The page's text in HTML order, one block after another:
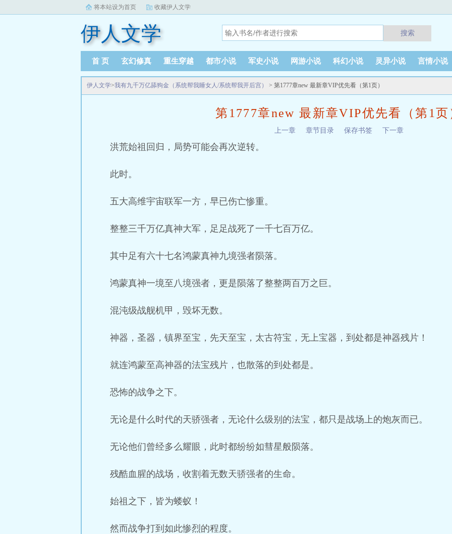
将本站设为首页 收藏伊人文学
伊人文学 搜索
首 页 玄幻修真 重生穿越 都市小说 军史小说 网游小说 科幻小说 灵异小说 言情小说
伊人文学>我有九千万亿舔狗金（系统帮我睡女人/系统帮我开后宫） > 第1777章new 最新章VIP优先看（第1页）
第1777章new 最新章VIP优先看（第1页
上一章 章节目录 保存书签 下一章
洪荒始祖回归，局势可能会再次逆转。
此时。
五大高维宇宙联军一方，早已伤亡惨重。
整整三千万亿真神大军，足足战死了一千七百万亿。
其中足有六十七名鸿蒙真神九境强者陨落。
鸿蒙真神一境至八境强者，更是陨落了整整两百万之巨。
混沌级战舰机甲，毁坏无数。
神器，圣器，镇界至宝，先天至宝，太古符宝，无上宝器，到处都是神器残片！
就连鸿蒙至高神器的法宝残片，也散落的到处都是。
恐怖的战争之下。
无论是什么时代的天骄强者，无论什么级别的法宝，都只是战场上的炮灰而已。
无论他们曾经多么耀眼，此时都纷纷如彗星般陨落。
残酷血腥的战场，收割着无数天骄强者的生命。
始祖之下，皆为蝼蚁！
然而战争打到如此惨烈的程度。